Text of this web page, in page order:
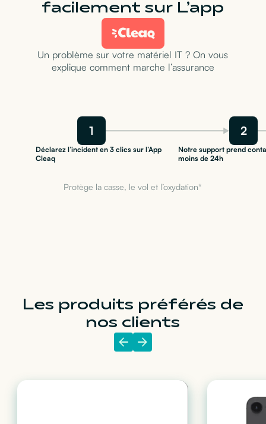
facilement sur L’app
Un problème sur votre matériel IT ? On vous
explique comment marche l’assurance
1 2
Déclarez l’incident en 3 clics sur l’App
Cleaq
Notre support prend
moins de 24h
Protège la casse, le vol et l’oxydation*
Les produits préférés de
nos clients